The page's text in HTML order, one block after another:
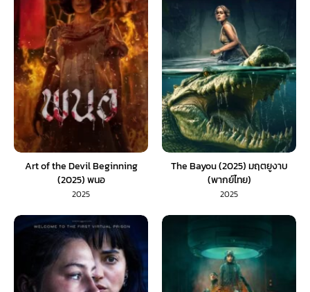
Art of the Devil Beginning
(2025) พนอ
2025
The Bayou (2025) มฤตยูงาบ
(พากย์ไทย)
2025